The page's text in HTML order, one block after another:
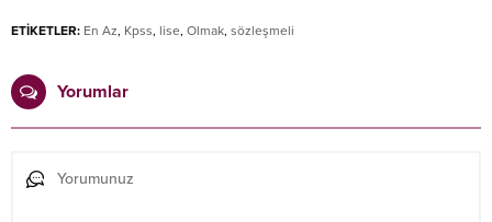
ETİKETLER: En Az, Kpss, lise, Olmak, sözleşmeli
Yorumlar